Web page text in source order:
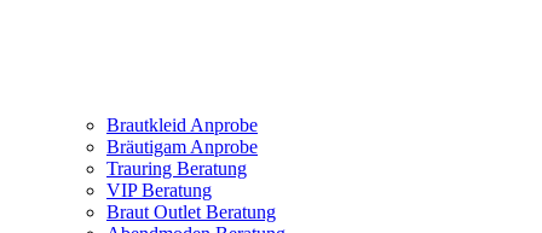
Brautkleid Anprobe
Bräutigam Anprobe
Trauring Beratung
VIP Beratung
Braut Outlet Beratung